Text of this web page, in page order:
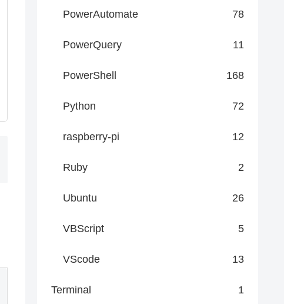
PowerAutomate 78
PowerQuery 11
PowerShell 168
Python 72
raspberry-pi 12
Ruby 2
Ubuntu 26
VBScript 5
VScode 13
Terminal 1